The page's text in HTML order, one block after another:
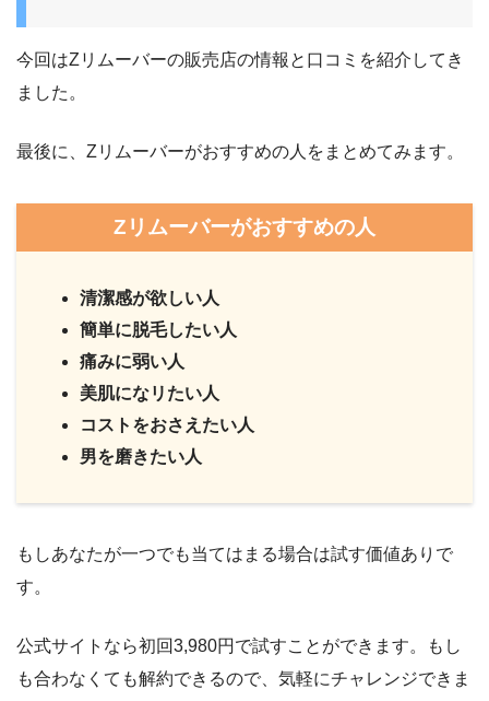
今回はZリムーバーの販売店の情報と口コミを紹介してき
ました。
最後に、Zリムーバーがおすすめの人をまとめてみます。
Zリムーバーがおすすめの人
清潔感が欲しい人
簡単に脱毛したい人
痛みに弱い人
美肌になリたい人
コストをおさえたい人
男を磨きたい人
もしあなたが一つでも当てはまる場合は試す価値ありで
す。
公式サイトなら初回3,980円で試すことができます。もし
も合わなくても解約できるので、気軽にチャレンジできま